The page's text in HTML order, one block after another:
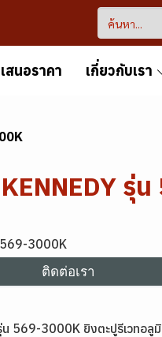
สนอราคา เกี่ยวกับเรา
รุ่
569-3000K
ติดต่อเรา
น 569-3000K ยิงตะปูรีเวทอลู